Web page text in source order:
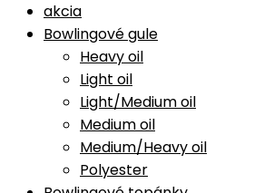
akcia
Bowlingové gule
Heavy oil
Light oil
Light/Medium oil
Medium oil
Medium/Heavy oil
Polyester